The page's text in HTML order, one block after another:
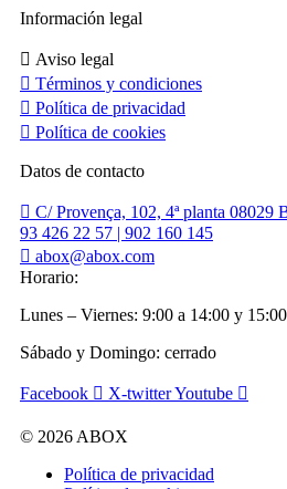
Información legal
Aviso legal
Términos y condiciones
Política de privacidad
Política de cookies
Datos de contacto
C/ Provença, 102, 4ª planta 08029
93 426 22 57 | 902 160 145
abox@abox.com
Horario:
Lunes – Viernes: 9:00 a 14:00 y
Sábado y Domingo: cerrado
Facebook X-twitterYoutube
© 2026 ABOX
Política de privacidad